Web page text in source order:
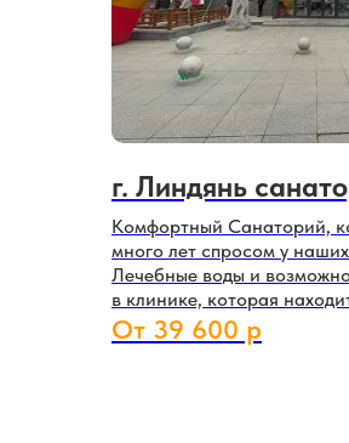
г. Линдянь
Комфортный Санаторий,
много лет спросом у
Лечебные воды и
в клинике, которая
От 39 600 р